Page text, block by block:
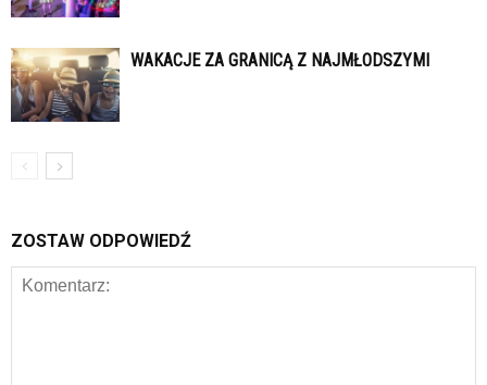
WAKACJE ZA GRANICĄ Z NAJMŁODSZYMI
ZOSTAW ODPOWIEDŹ